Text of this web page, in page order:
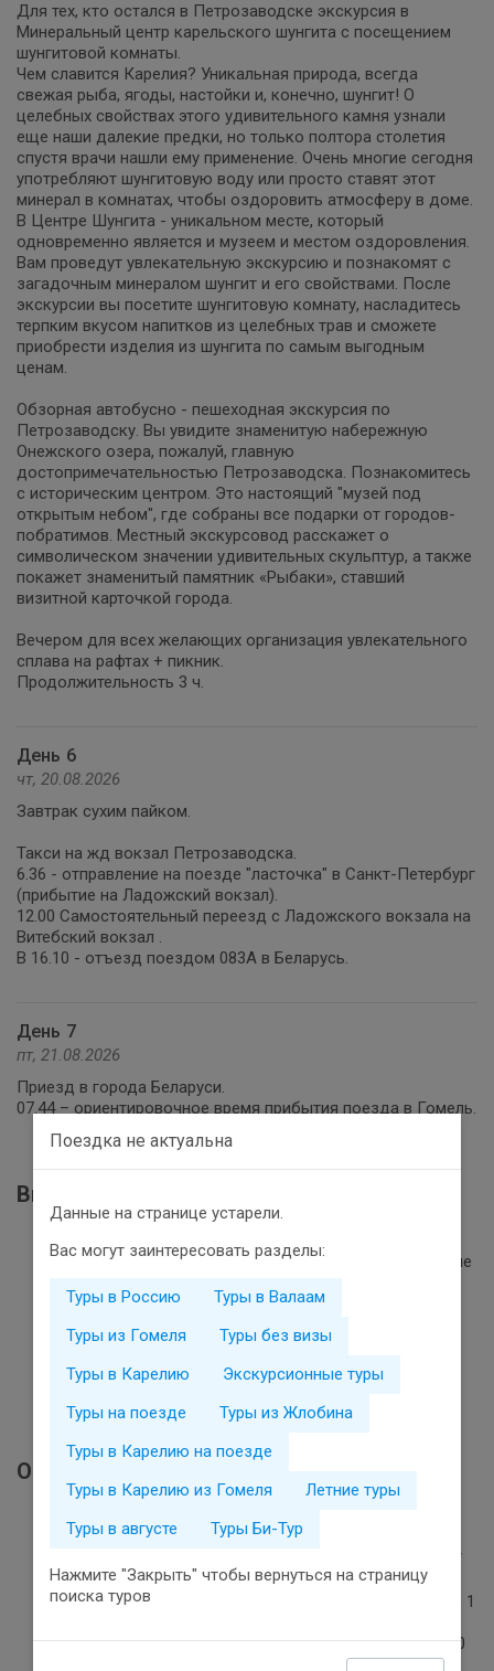
Для тех, кто остался в Петрозаводске экскурсия в
Минеральный центр карельского шунгита с посещением
шунгитовой комнаты.
Чем славится Карелия? Уникальная природа, всегда
свежая рыба, ягоды, настойки и, конечно, шунгит! О
целебных свойствах этого удивительного камня узнали
еще наши далекие предки, но только полтора столетия
спустя врачи нашли ему применение. Очень многие сегодня
употребляют шунгитовую воду или просто ставят этот
минерал в комнатах, чтобы оздоровить атмосферу в доме.
В Центре Шунгита - уникальном месте, который
одновременно является и музеем и местом оздоровления.
Вам проведут увлекательную экскурсию и познакомят с
загадочным минералом шунгит и его свойствами. После
экскурсии вы посетите шунгитовую комнату, насладитесь
терпким вкусом напитков из целебных трав и сможете
приобрести изделия из шунгита по самым выгодным
ценам.
Обзорная автобусно - пешеходная экскурсия по
Петрозаводску. Вы увидите знаменитую набережную
Онежского озера, пожалуй, главную
достопримечательностью Петрозаводска. Познакомитесь
с историческим центром. Это настоящий "музей под
открытым небом", где собраны все подарки от городов-
побратимов. Местный экскурсовод расскажет о
символическом значении удивительных скульптур, а также
покажет знаменитый памятник «Рыбаки», ставший
визитной карточкой города.
Вечером для всех желающих организация увлекательного
сплава на рафтах + пикник.
Продолжительность 3 ч.
День 6
чт, 20.08.2026
Завтрак сухим пайком.
Такси на жд вокзал Петрозаводска.
6.36 - отправление на поезде "ласточка" в Санкт-Петербург
(прибытие на Ладожский вокзал).
12.00 Самостоятельный переезд с Ладожского вокзала на
Витебский вокзал .
В 16.10 - отъезд поездом 083А в Беларусь.
День 7
пт, 21.08.2026
Приезд в города Беларуси.
07.44 – ориентировочное время прибытия поезда в Гомель.
Включено в стоимость тура
транспортное обслуживание в Карелии по программе
один ночлег в отеле в районе Сортавала;
три ночлега в отеле в г. Петрозаводск;
четыре завтрака;
экскурсионное обслуживание по программе;
услуги турфирмы;
жд билет Петрозаводск - Санкт-Петербург на
Оплачивается отдельно
медицинская страховка (по желанию,
самостоятельно);
доплата за 1-местное размещение 14 000 роcc руб/
Гринфил; 16 500 росс руб/отели Петра/Тайвас;
парк «Долина водопадов» ~ 1250 rub для взрослых, 1
горный парк «Рускеала» ~ 750 rub для взрослых, 550
Поездка не актуальна
Данные на странице устарели.
Вас могут заинтересовать разделы:
Туры в Россию
Туры в Валаам
Туры из Гомеля
Туры без визы
Туры в Карелию
Экскурсионные туры
Туры на поезде
Туры из Жлобина
Туры в Карелию на поезде
Туры в Карелию из Гомеля
Летние туры
Туры в августе
Туры Би-Тур
Нажмите "Закрыть" чтобы вернуться на страницу
поиска туров